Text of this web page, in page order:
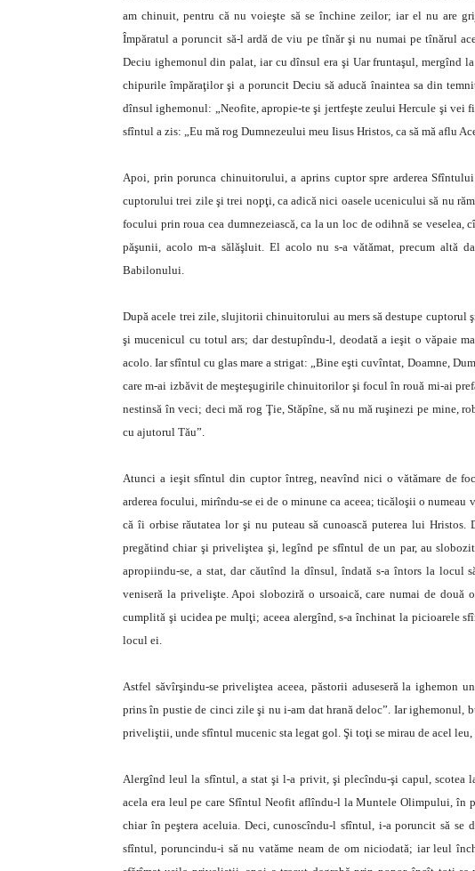
am chinuit, pentru că nu voieşte să se închine zeilor; iar el nu are
Împăratul a poruncit să-l ardă de viu pe tînăr şi nu numai pe tînărul
Deciu ighemonul din palat, iar cu dînsul era şi Uar fruntaşul, mergînd
chipurile împăraţilor şi a poruncit Deciu să aducă înaintea sa din
dînsul ighemonul: „Neofite, apropie-te şi jertfeşte zeului Hercule şi
sfîntul a zis: „Eu mă rog Dumnezeului meu Iisus Hristos, ca să mă aflu
Apoi, prin porunca chinuitorului, a aprins cuptor spre arderea
cuptorului trei zile şi trei nopţi, ca adică nici oasele ucenicului să nu
focului prin roua cea dumnezeiască, ca la un loc de odihnă se
păşunii, acolo m-a sălăşluit. El acolo nu s-a vătămat, precum altă
Babilonului.
După acele trei zile, slujitorii chinuitorului au mers să destupe cuptorul
şi mucenicul cu totul ars; dar destupîndu-l, deodată a ieşit o văpaie
acolo. Iar sfîntul cu glas mare a strigat: „Bine eşti cuvîntat, Doamne,
care m-ai izbăvit de meşteşugirile chinuitorilor şi focul în rouă mi-ai
nestinsă în veci; deci mă rog Ţie, Stăpîne, să nu mă ruşinezi pe mine,
cu ajutorul Tău”.
Atunci a ieşit sfîntul din cuptor întreg, neavînd nici o vătămare de
arderea focului, mirîndu-se ei de o minune ca aceea; ticăloşii o
că îi orbise răutatea lor şi nu puteau să cunoască puterea lui Hristos.
pregătind chiar şi priveliştea şi, legînd pe sfîntul de un par, au
apropiindu-se, a stat, dar căutînd la dînsul, îndată s-a întors la locul
veniseră la privelişte. Apoi sloboziră o ursoaică, care numai de două
cumplită şi ucidea pe mulţi; aceea alergînd, s-a închinat la picioarele
locul ei.
Astfel săvîrşindu-se priveliştea aceea, păstorii aduseseră la ighemon
prins în pustie de cinci zile şi nu i-am dat hrană deloc”. Iar ighemonul,
priveliştii, unde sfîntul mucenic sta legat gol. Şi toţi se mirau de acel leu,
Alergînd leul la sfîntul, a stat şi l-a privit, şi plecîndu-şi capul,
acela era leul pe care Sfîntul Neofit aflîndu-l la Muntele Olimpului, în
chiar în peştera aceluia. Deci, cunoscîndu-l sfîntul, i-a poruncit să se
sfîntul, poruncindu-i să nu vatăme neam de om niciodată; iar leul